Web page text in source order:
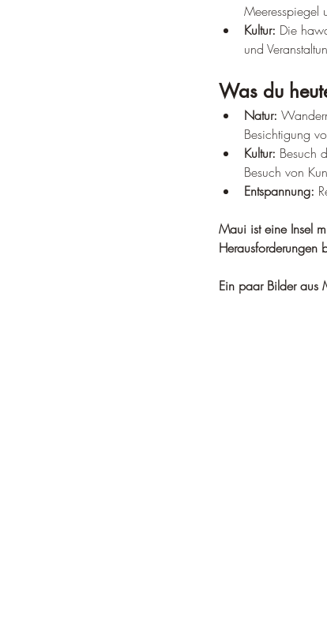
Meeresspiegel
Kultur: Die
und
Was du
Natur:
Besichtigung
Kultur: Besuch
Besuch von
Entspannung:
Maui ist eine Insel
Herausforderungen
Ein paar Bilder aus